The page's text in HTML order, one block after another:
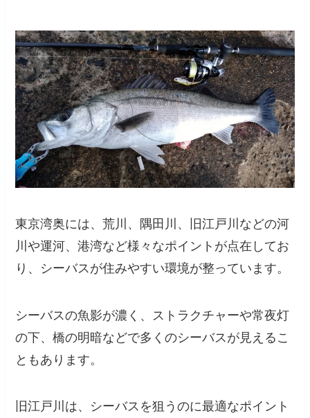
東京湾奥には、荒川、隅田川、旧江戸川などの河
川や運河、港湾など様々なポイントが点在してお
り、シーバスが住みやすい環境が整っています。
シーバスの魚影が濃く、ストラクチャーや常夜灯
の下、橋の明暗などで多くのシーバスが見えるこ
ともあります。
旧江戸川は、シーバスを狙うのに最適なポイント